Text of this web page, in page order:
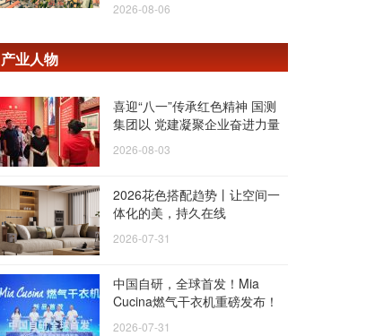
2026-08-06
产业人物
喜迎“八一”传承红色精神 国测
集团以 党建凝聚企业奋进力量
2026-08-03
2026花色搭配趋势丨让空间一
体化的美，持久在线
2026-07-31
中国自研，全球首发！Mia
Cucina燃气干衣机重磅发布！
2026-07-31